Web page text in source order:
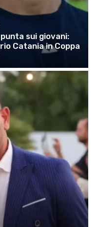
sui giovani:
Catania in Coppa